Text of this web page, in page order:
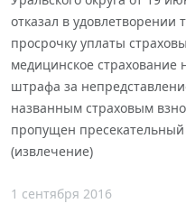
отказал в
просрочку уплаты
медицинское
штрафа за
названным страховым
пропущен
(извлечение)
1 сентября 2016